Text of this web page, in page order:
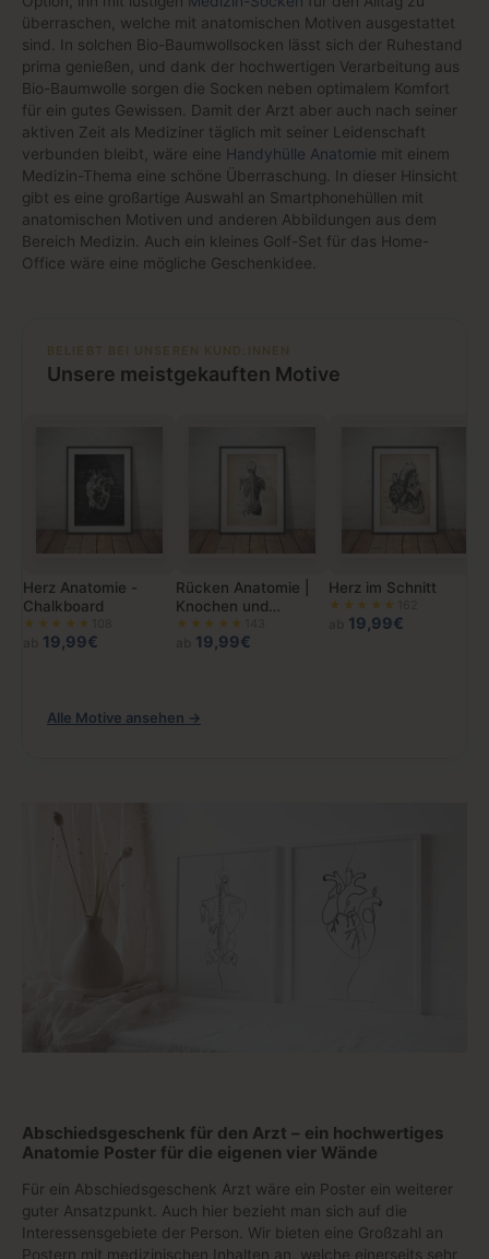
überraschen, welche mit anatomischen Motiven ausgestattet
sind. In solchen Bio-Baumwollsocken lässt sich der Ruhestand
prima genießen, und dank der hochwertigen Verarbeitung aus
Bio-Baumwolle sorgen die Socken neben optimalem Komfort
für ein gutes Gewissen. Damit der Arzt aber auch nach seiner
aktiven Zeit als Mediziner täglich mit seiner Leidenschaft
verbunden bleibt, wäre eine Handyhülle Anatomie mit einem
Medizin-Thema eine schöne Überraschung. In dieser Hinsicht
gibt es eine großartige Auswahl an Smartphonehüllen mit
anatomischen Motiven und anderen Abbildungen aus dem
Bereich Medizin. Auch ein kleines Golf-Set für das Home-
Office wäre eine mögliche Geschenkidee.
BELIEBT BEI UNSEREN KUND:INNEN
Unsere meistgekauften Motive
Herz Anatomie -
Chalkboard
★★★★★
19,99€
Rücken Anatomie |
Knochen und
Muskeln
★★★★★
19,99€
Herz im Schnitt
★★★★★
19,99€
Alle Motive ansehen →
Abschiedsgeschenk für den Arzt – ein hochwertiges
Anatomie Poster für die eigenen vier Wände
Für ein Abschiedsgeschenk Arzt wäre ein Poster ein weiterer
guter Ansatzpunkt. Auch hier bezieht man sich auf die
Interessensgebiete der Person. Wir bieten eine Großzahl an
Postern mit medizinischen Inhalten an, welche einerseits sehr